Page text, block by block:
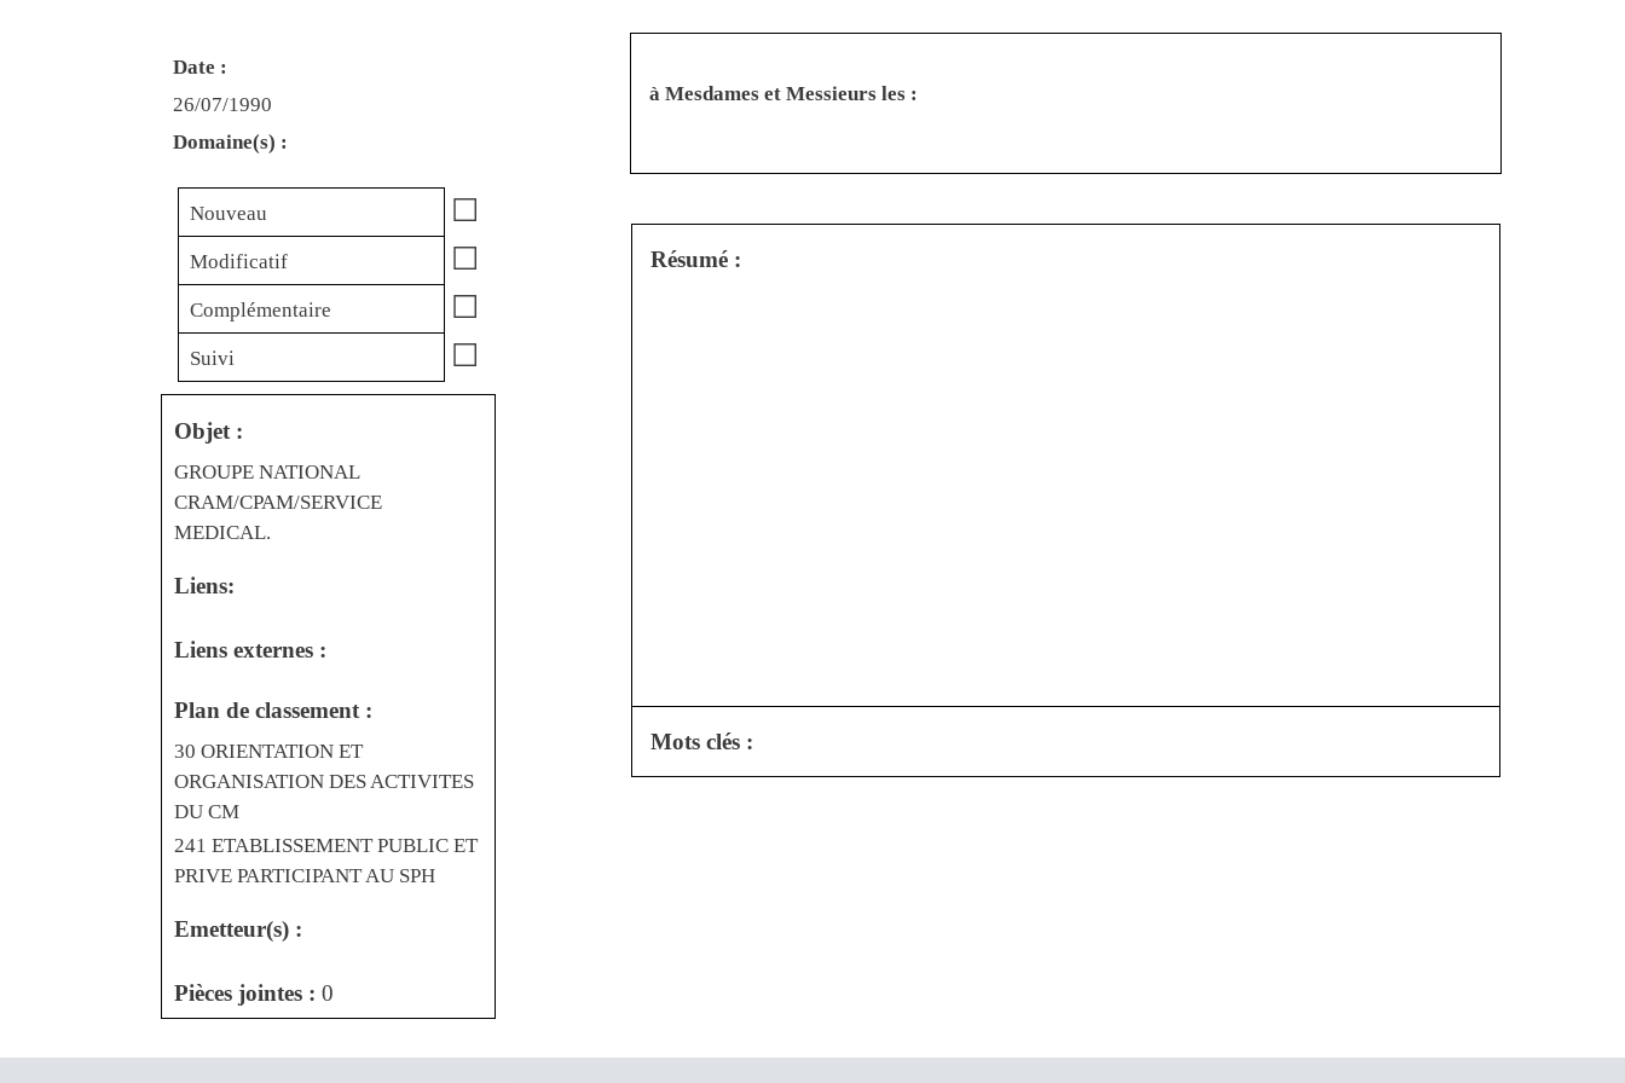
Date :
26/07/1990
Domaine(s) :
à Mesdames et Messieurs les :
Nouveau ☐
Modificatif ☐
Complémentaire ☐
Suivi ☐
Objet :
GROUPE NATIONAL
CRAM/CPAM/SERVICE
MEDICAL.
Liens:
Liens externes :
Plan de classement :
30 ORIENTATION ET
ORGANISATION DES ACTIVITES
DU CM
241 ETABLISSEMENT PUBLIC ET
PRIVE PARTICIPANT AU SPH
Emetteur(s) :
Pièces jointes : 0
Résumé :
Mots clés :